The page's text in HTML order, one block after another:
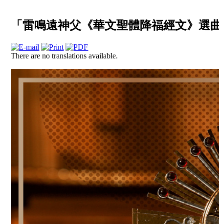
「雷鳴遠神父《華文聖體降福經文》選
There are no translations available.